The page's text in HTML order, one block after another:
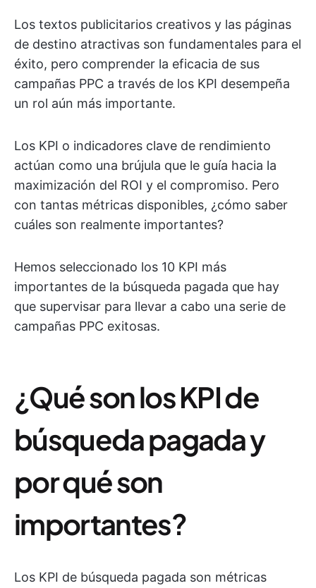
Los textos publicitarios creativos y las páginas
de destino atractivas son fundamentales para el
éxito, pero comprender la eficacia de sus
campañas PPC a través de los KPI desempeña
un rol aún más importante.
Los KPI o indicadores clave de rendimiento
actúan como una brújula que le guía hacia la
maximización del ROI y el compromiso. Pero
con tantas métricas disponibles, ¿cómo saber
cuáles son realmente importantes?
Hemos seleccionado los 10 KPI más
importantes de la búsqueda pagada que hay
que supervisar para llevar a cabo una serie de
campañas PPC exitosas.
¿Qué son los KPI de
búsqueda pagada y
por qué son
importantes?
Los KPI de búsqueda pagada son métricas